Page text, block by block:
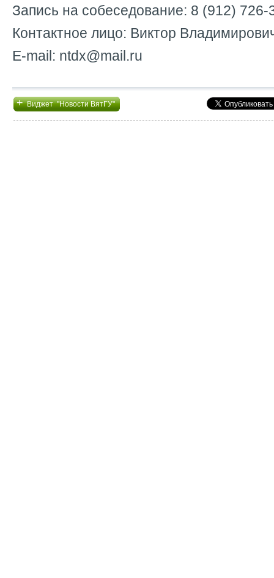
Запись на собеседование: 8 (912) 726-
Контактное лицо: Виктор
E-mail: ntdx@mail.ru
+Виджет "Новости ВятГУ"